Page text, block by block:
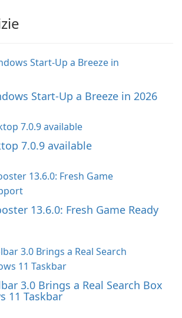
Start-Up a Breeze in 2026
7.0.9 available
13.6.0: Fresh Game Ready
3.0 Brings a Real Search Box
11 Taskbar